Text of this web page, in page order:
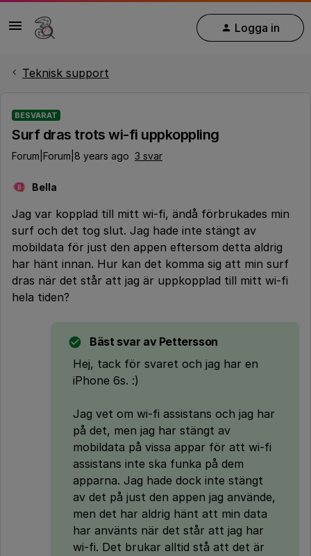
Logga in
Teknisk support
BESVARAT
Surf dras trots wi-fi uppkoppling
Forum|Forum|8 years ago 3 svar
B Bella
Jag var kopplad till mitt wi-fi, ändå förbrukades min
surf och det tog slut. Jag hade inte stängt av
mobildata för just den appen eftersom detta aldrig
har hänt innan. Hur kan det komma sig att min surf
dras när det står att jag är uppkopplad till mitt wi-fi
hela tiden?
Bäst svar av Pettersson
Hej, tack för svaret och jag har en
iPhone 6s. :)
Jag vet om wi-fi assistans och jag har
på det, men jag har stängt av
mobildata på vissa appar för att wi-fi
assistans inte ska funka på dem
apparna. Jag hade dock inte stängt
av det på just den appen jag använde,
men det har aldrig hänt att min data
har använts när det står att jag har
wi-fi. Det brukar alltid stå att det är